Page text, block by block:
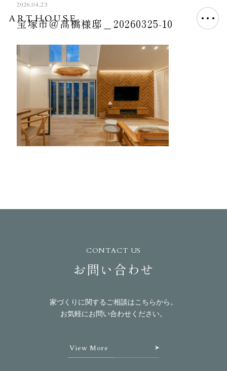
2026.04.23
宝塚市＠高橋様邸＿20260325-10
CONTACT US
お問い合わせ
家づくりに関するご相談はこちらから。
お気軽にお問い合わせください。
View More